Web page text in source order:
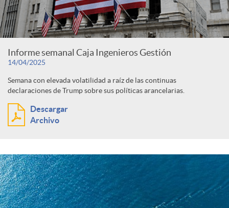
Informe semanal Caja Ingenieros Gestión
14/04/2025
Semana con elevada volatilidad a raíz de las continuas
declaraciones de Trump sobre sus políticas arancelarias.
Descargar
Archivo